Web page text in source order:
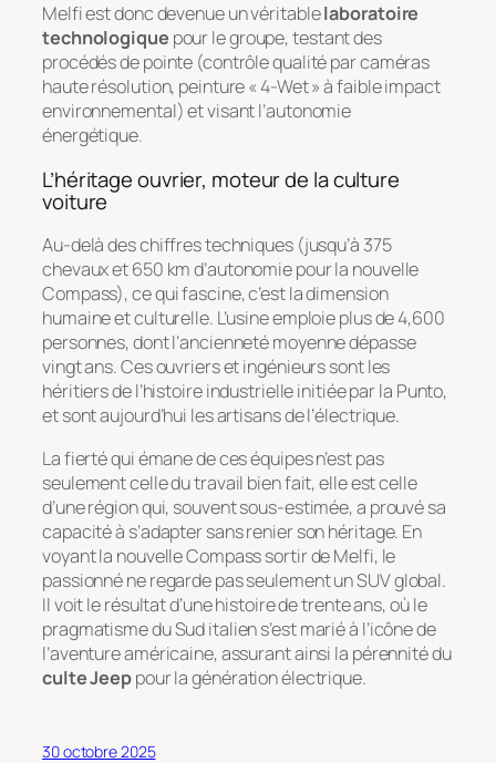
Melfi est donc devenue un véritablelaboratoire
technologique pour le groupe, testant des
procédés de pointe (contrôle qualité par caméras
haute résolution, peinture « 4-Wet » à faible impact
environnemental) et visant l’autonomie
énergétique.
L’héritage ouvrier, moteur de la culture
voiture
Au-delà des chiffres techniques (jusqu’à 375
chevaux et 650 km d’autonomie pour la nouvelle
Compass), ce qui fascine, c’est la dimension
humaine et culturelle. L’usine emploie plus de 4,600
personnes, dont l’ancienneté moyenne dépasse
vingt ans. Ces ouvriers et ingénieurs sont les
héritiers de l’histoire industrielle initiée par la Punto,
et sont aujourd’hui les artisans de l’électrique.
La fierté qui émane de ces équipes n’est pas
seulement celle du travail bien fait, elle est celle
d’une région qui, souvent sous-estimée, a prouvé sa
capacité à s’adapter sans renier son héritage. En
voyant la nouvelle Compass sortir de Melfi, le
passionné ne regarde pas seulement un SUV global.
Il voit le résultat d’une histoire de trente ans, où le
pragmatisme du Sud italien s’est marié à l’icône de
l’aventure américaine, assurant ainsi la pérennité du
culte Jeeppour la génération électrique.
30 octobre 2025